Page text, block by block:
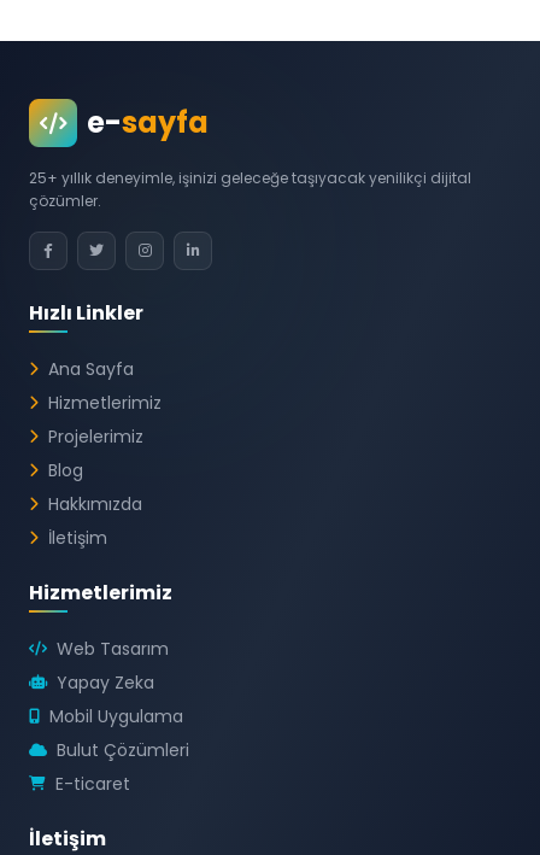
e-sayfa
25+ yıllık deneyimle, işinizi geleceğe taşıyacak yenilikçi dijital
çözümler.
Hızlı Linkler
Ana Sayfa
Hizmetlerimiz
Projelerimiz
Blog
Hakkımızda
İletişim
Hizmetlerimiz
Web Tasarım
Yapay Zeka
Mobil Uygulama
Bulut Çözümleri
E-ticaret
İletişim